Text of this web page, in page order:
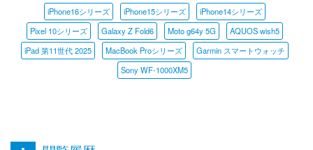
iPhone16シリーズ iPhone15シリーズ
iPhone14シリーズ
Pixel 10シリーズ
Galaxy Z Fold6 Moto g64y 5G
AQUOS wish5
iPad 第11世代 2025
MacBook Proシリーズ
Garmin スマートウォッチ
Sony WF-1000XM5